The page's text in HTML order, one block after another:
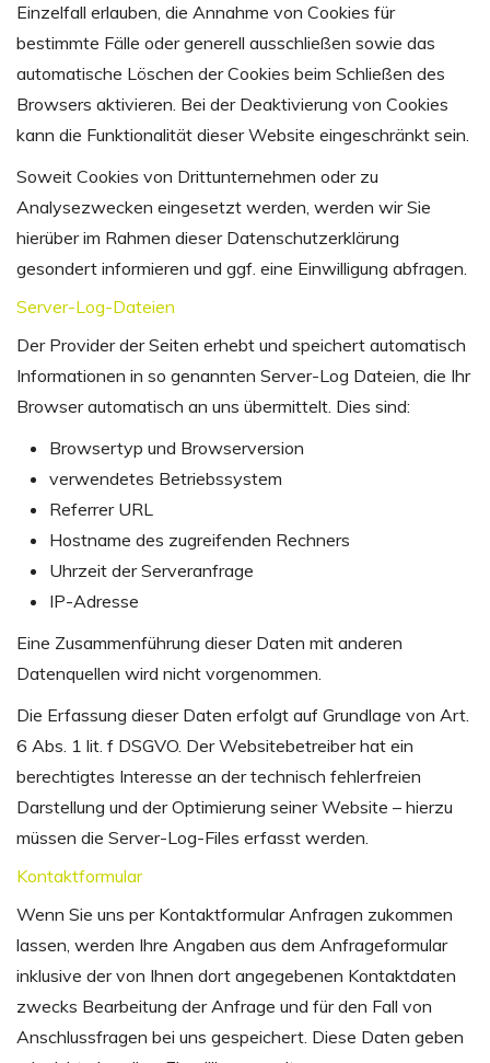
Einzelfall erlauben, die Annahme von Cookies für
bestimmte Fälle oder generell ausschließen sowie das
automatische Löschen der Cookies beim Schließen des
Browsers aktivieren. Bei der Deaktivierung von Cookies
kann die Funktionalität dieser Website eingeschränkt sein.
Soweit Cookies von Drittunternehmen oder zu
Analysezwecken eingesetzt werden, werden wir Sie
hierüber im Rahmen dieser Datenschutzerklärung
gesondert informieren und ggf. eine Einwilligung abfragen.
Server-Log-Dateien
Der Provider der Seiten erhebt und speichert automatisch
Informationen in so genannten Server-Log Dateien, die Ihr
Browser automatisch an uns übermittelt. Dies sind:
Browsertyp und Browserversion
verwendetes Betriebssystem
Referrer URL
Hostname des zugreifenden Rechners
Uhrzeit der Serveranfrage
IP-Adresse
Eine Zusammenführung dieser Daten mit anderen
Datenquellen wird nicht vorgenommen.
Die Erfassung dieser Daten erfolgt auf Grundlage von Art.
6 Abs. 1 lit. f DSGVO. Der Websitebetreiber hat ein
berechtigtes Interesse an der technisch fehlerfreien
Darstellung und der Optimierung seiner Website – hierzu
müssen die Server-Log-Files erfasst werden.
Kontaktformular
Wenn Sie uns per Kontaktformular Anfragen zukommen
lassen, werden Ihre Angaben aus dem Anfrageformular
inklusive der von Ihnen dort angegebenen Kontaktdaten
zwecks Bearbeitung der Anfrage und für den Fall von
Anschlussfragen bei uns gespeichert. Diese Daten geben